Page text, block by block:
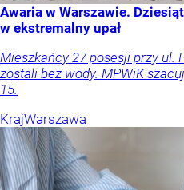
Awaria w Warszawie.
w ekstremalny upał
Mieszkańcy 27 posesji przy ul.
zostali bez wody. MPWiK
15.
KrajWarszawa